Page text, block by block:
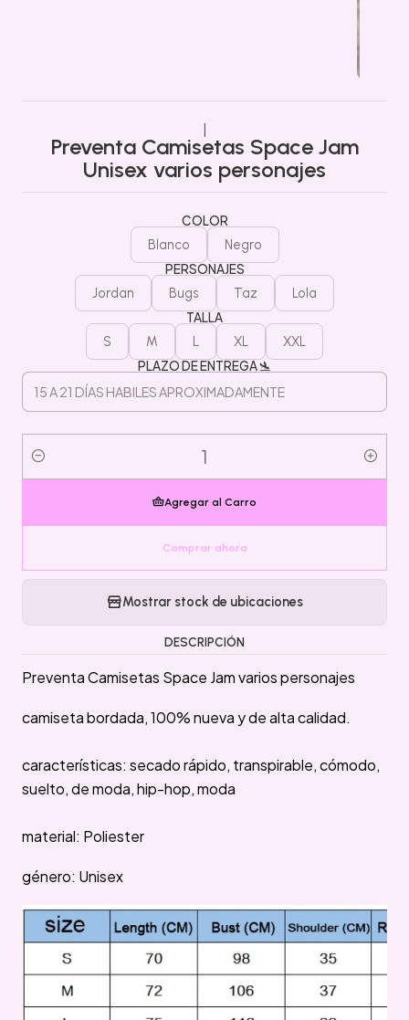
Preventa Camisetas Space Jam
Unisex varios personajes
COLOR
Blanco Negro
PERSONAJES
Jordan Bugs Taz Lola
TALLA
S M L XL XXL
PLAZO DE ENTREGA 🛬
Cantidad
Agregar al Carro
Comprar ahora
Mostrar stock de ubicaciones
DESCRIPCIÓN
Preventa Camisetas Space Jam varios personajes
camiseta bordada, 100% nueva y de alta calidad.
características: secado rápido, transpirable, cómodo,
suelto, de moda, hip-hop, moda
material: Poliester
género: Unisex